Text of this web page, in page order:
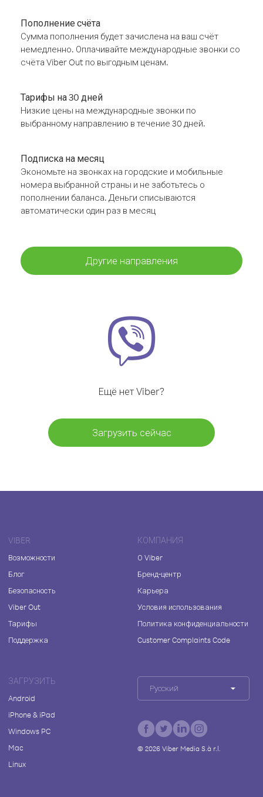
Пополнение счёта
Сумма пополнения будет зачислена на ваш счёт
немедленно. Оплачивайте международные звонки со
счёта Viber Out по выгодным ценам.
Тарифы на 30 дней
Низкие цены на международные звонки по
выбранному направлению в течение 30 дней.
Подписка на месяц
Экономьте на звонках на городские и мобильные
номера выбранной страны и не заботьтесь о
пополнении баланса. Деньги списываются
автоматически один раз в месяц
Другие направления
Ещё нет Viber?
Загрузить сейчас
VIBER
Возможности
Блог
Безопасность
Viber Out
Тарифы
Поддержка
КОМПАНИЯ
О Viber
Бренд-центр
Карьера
Условия использования
Политика конфиденциальности
Customer Complaints Code
ЗАГРУЗИТЬ
Android
iPhone & iPad
Windows PC
Mac
Linux
Русский
© 2026Viber Media S.à r.l.